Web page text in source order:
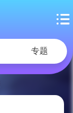
专题